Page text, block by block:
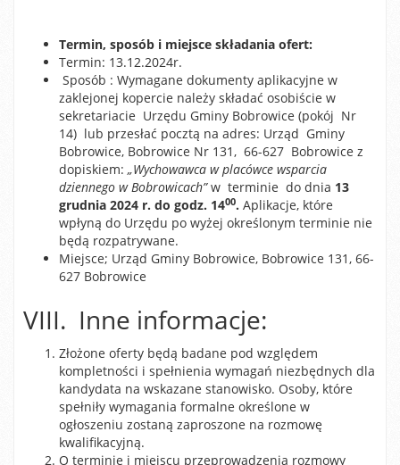
Termin, sposób i miejsce składania ofert:
Termin: 13.12.2024r.
Sposób : Wymagane dokumenty aplikacyjne w
zaklejonej kopercie należy składać osobiście w
sekretariacie Urzędu Gminy Bobrowice (pokój Nr
14) lub przesłać pocztą na adres: Urząd Gminy
Bobrowice, Bobrowice Nr 131, 66-627 Bobrowice z
dopiskiem: „Wychowawca w placówce wsparcia
dziennego w Bobrowicach”w terminie do dnia 13
grudnia 2024 r. do godz. 1400. Aplikacje, które
wpłyną do Urzędu po wyżej określonym terminie nie
będą rozpatrywane.
Miejsce; Urząd Gminy Bobrowice, Bobrowice 131, 66-
627 Bobrowice
VIII. Inne informacje:
Złożone oferty będą badane pod względem
kompletności i spełnienia wymagań niezbędnych dla
kandydata na wskazane stanowisko. Osoby, które
spełniły wymagania formalne określone w
ogłoszeniu zostaną zaproszone na rozmowę
kwalifikacyjną.
O terminie i miejscu przeprowadzenia rozmowy